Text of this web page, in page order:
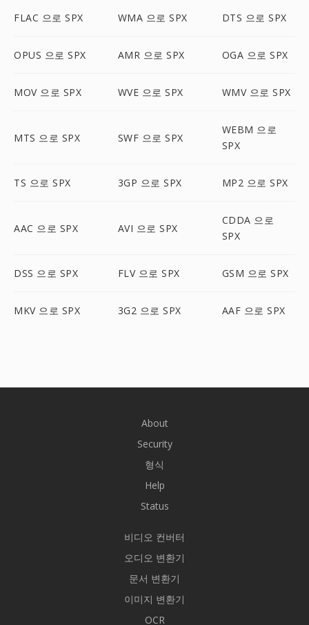
FLAC 으로 SPX WMA 으로 SPX DTS 으로 SPX
OPUS 으로 SPX AMR 으로 SPX OGA 으로 SPX
MOV 으로 SPX WVE 으로 SPX WMV 으로 SPX
MTS 으로 SPX SWF 으로 SPX
WEBM 으로
SPX
TS 으로 SPX 3GP 으로 SPX MP2 으로 SPX
AAC 으로 SPX AVI 으로 SPX
CDDA 으로
SPX
DSS 으로 SPX FLV 으로 SPX GSM 으로 SPX
MKV 으로 SPX 3G2 으로 SPX AAF 으로 SPX
About
Security
형식
Help
Status
비디오 컨버터
오디오 변환기
문서 변환기
이미지 변환기
OCR